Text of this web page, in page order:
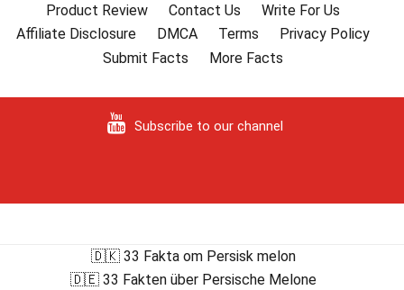
Product Review
Contact Us
Write For Us
Affiliate Disclosure
DMCA Terms
Privacy Policy
Submit Facts
More Facts
Subscribe to our channel
🇩🇰 33 Fakta om Persisk melon
🇩🇪 33 Fakten über Persische Melone